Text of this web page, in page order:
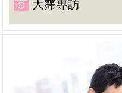
大霈專訪